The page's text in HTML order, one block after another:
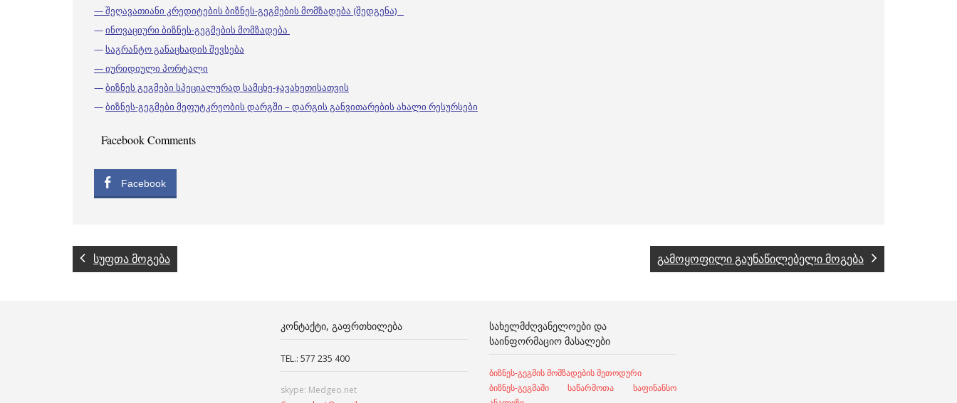
— შეღავათიანი კრედიტების ბიზნეს-გეგმების მომზადება (შედგენა)
—ინოვაციური ბიზნეს-გეგმების მომზადება
—საგრანტო განაცხადის შევსება
— იურიდიული პორტალი
—ბიზნეს გეგმები სპეციალურად სამცხე-ჯავახეთისათვის
—ბიზნეს-გეგმები მეფუტკრეობის დარგში – დარგის განვითარების ახალი რესურსები
Facebook Comments
Facebook
სუფთა მოგება გამოყოფილი გაუნაწილებელი მოგება
ᲙᲝᲜᲢᲐᲥᲢᲘ, ᲒᲐᲤᲠᲗᲮᲘᲚᲔᲑᲐ
TEL.: 577 235 400
skype: Medgeo.net
ᲡᲐᲮᲔᲚᲛᲫᲦᲕᲐᲜᲔᲚᲝᲔᲑᲘ ᲓᲐ
ᲡᲐᲘᲜᲤᲝᲠᲛᲐᲪᲘᲝ ᲛᲐᲡᲐᲚᲔᲑᲘ
ბიზნეს-გეგმის მომზადების მეთოდური
ბიზნეს-გეგმაში საწარმოთა საფინანსო